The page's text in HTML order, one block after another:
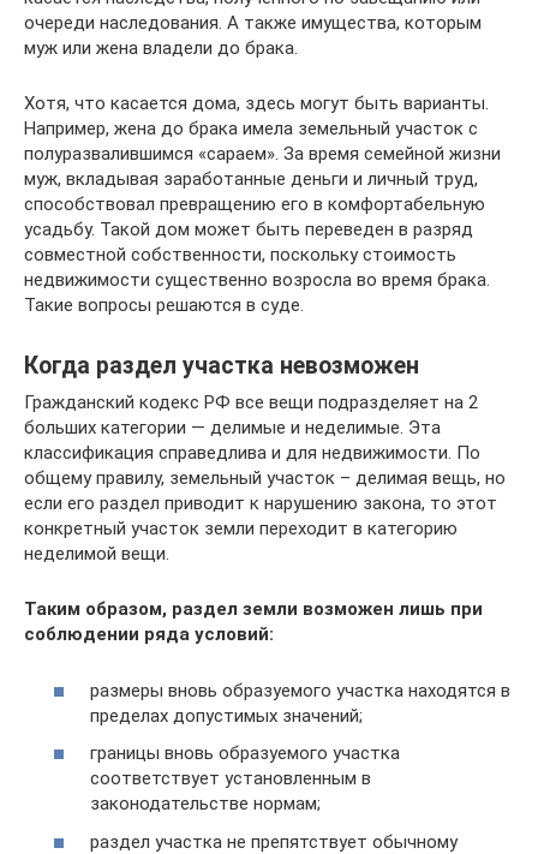
очереди наследования. А также имущества, которым
муж или жена владели до брака.
Хотя, что касается дома, здесь могут быть варианты.
Например, жена до брака имела земельный участок с
полуразвалившимся «сараем». За время семейной жизни
муж, вкладывая заработанные деньги и личный труд,
способствовал превращению его в комфортабельную
усадьбу. Такой дом может быть переведен в разряд
совместной собственности, поскольку стоимость
недвижимости существенно возросла во время брака.
Такие вопросы решаются в суде.
Когда раздел участка невозможен
Гражданский кодекс РФ все вещи подразделяет на 2
больших категории — делимые и неделимые. Эта
классификация справедлива и для недвижимости. По
общему правилу, земельный участок – делимая вещь, но
если его раздел приводит к нарушению закона, то этот
конкретный участок земли переходит в категорию
неделимой вещи.
Таким образом, раздел земли возможен лишь при
соблюдении ряда условий:
размеры вновь образуемого участка находятся в
пределах допустимых значений;
границы вновь образуемого участка
соответствует установленным в
законодательстве нормам;
раздел участка не препятствует обычному